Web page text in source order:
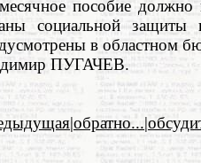
пособие должно
социальной защиты
в областном
ПУГАЧЕВ.
|обратно...|